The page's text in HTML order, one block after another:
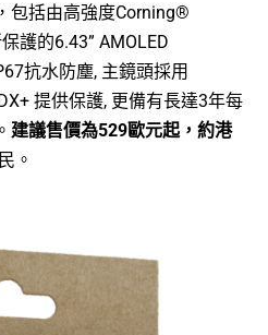
包括由高強度Corning®
護的6.43” AMOLED
抗水防塵, 主鏡頭採用
提供保護, 更備有長達3年每
建議售價為529歐元起，約港
。